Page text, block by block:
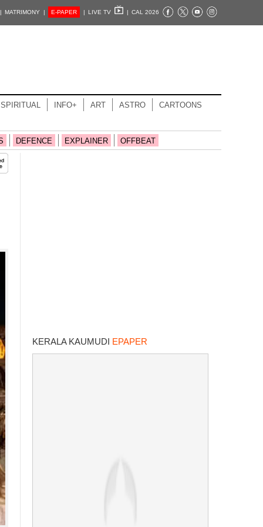
MATRIMONY | E-PAPER | LIVE TV | CAL 2026
SPIRITUAL INFO+ ART ASTRO CARTOONS
DEFENCE EXPLAINER OFFBEAT
KERALA KAUMUDI EPAPER